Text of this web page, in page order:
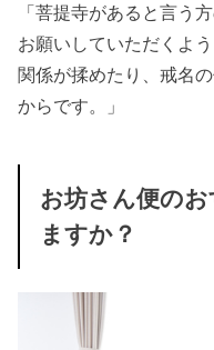
「菩提寺があると言う
お願いしていただくよ
関係が揉めたり、戒名
からです。」
お坊さん便の
ますか？